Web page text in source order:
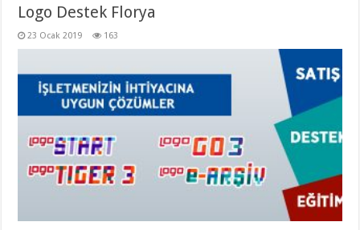
Logo Destek Florya
23 Ocak 2019 163